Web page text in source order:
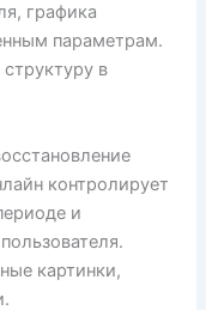
графика
параметрам.
в
контролирует
и
картинки,